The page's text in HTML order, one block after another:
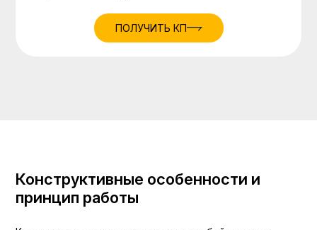
ПОЛУЧИТЬ КП
Конструктивные особенности и
принцип работы